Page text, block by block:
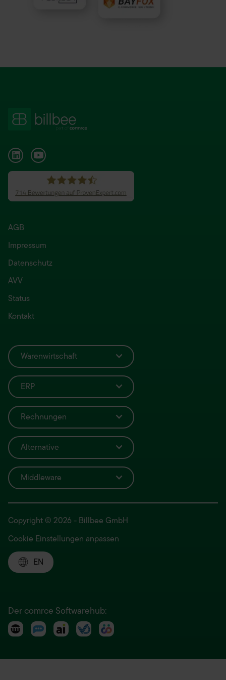
Daten zu eigenen Zwecken verwenden. Die Übertragung
für die Zukunft widerrufen. Hierzu klicken Sie auf „Cookie-
AGB
Impressum
Datenschutz
AVV
Status
Kontakt
Warenwirtschaft
ERP
Rechnungen
Alternative
Middleware
Copyright © 2026 - Billbee GmbH
Cookie Einstellungen anpassen
EN
Der comrce Softwarehub: